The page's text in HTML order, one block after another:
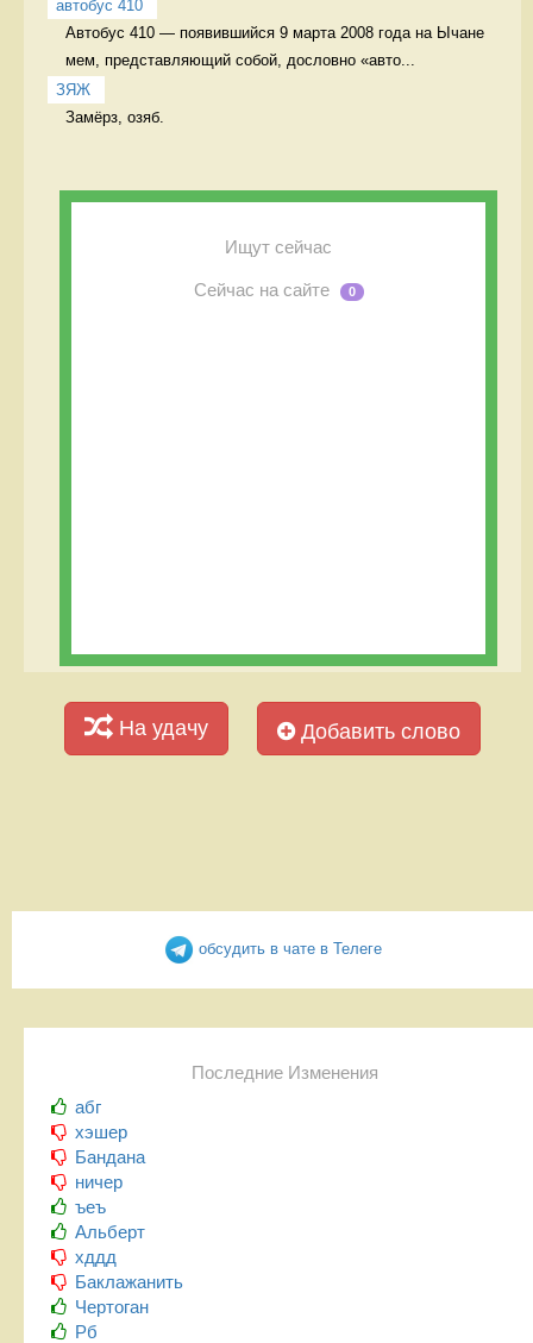
автобус 410
Автобус 410 — появившийся 9 марта 2008 года на Ычане
мем, представляющий собой, дословно «авто...
ЗЯЖ
Замёрз, озяб.
Ищут сейчас
Сейчас на сайте 0
На удачу Добавить слово
обсудить в чате в Телеге
Последние Изменения
абг
хэшер
Бандана
ничер
ъеъ
Альберт
хддд
Баклажанить
Чертоган
Рб